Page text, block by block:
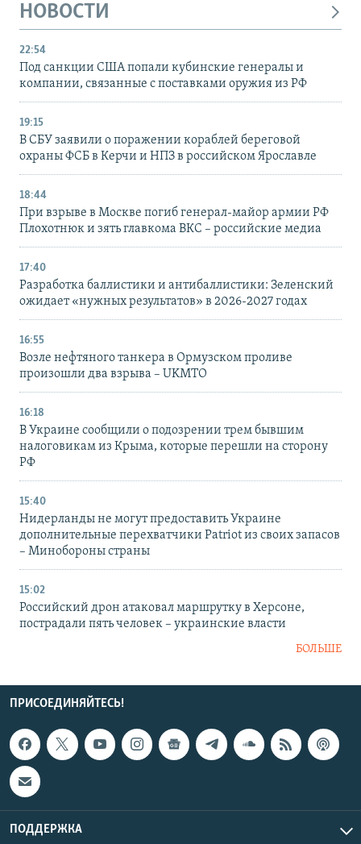
НОВОСТИ
22:54
Под санкции США попали кубинские генералы и
компании, связанные с поставками оружия из РФ
19:15
В СБУ заявили о поражении кораблей береговой
охраны ФСБ в Керчи и НПЗ в российском Ярославле
18:44
При взрыве в Москве погиб генерал-майор армии РФ
Плохотнюк и зять главкома ВКС – российские медиа
17:40
Разработка баллистики и антибаллистики: Зеленский
ожидает «нужных результатов» в 2026-2027 годах
16:55
Возле нефтяного танкера в Ормузском проливе
произошли два взрыва – UKMTO
16:18
В Украине сообщили о подозрении трем бывшим
налоговикам из Крыма, которые перешли на сторону
РФ
15:40
Нидерланды не могут предоставить Украине
дополнительные перехватчики Patriot из своих запасов
– Минобороны страны
15:02
Российский дрон атаковал маршрутку в Херсоне,
пострадали пять человек – украинские власти
БОЛЬШЕ
ПРИСОЕДИНЯЙТЕСЬ!
ПОДДЕРЖКА